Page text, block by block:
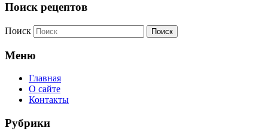
Поиск рецептов
Поиск
Меню
Главная
О сайте
Контакты
Рубрики